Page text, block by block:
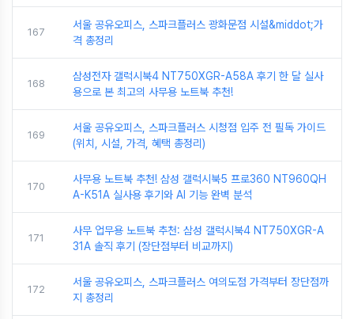
167
서울 공유오피스, 스파크플러스 광화문점 시설&middot;가
격 총정리
168
삼성전자 갤럭시북4 NT750XGR-A58A 후기 한 달 실사
용으로 본 최고의 사무용 노트북 추천!
169
서울 공유오피스, 스파크플러스 시청점 입주 전 필독 가이드
(위치, 시설, 가격, 혜택 총정리)
170
사무용 노트북 추천! 삼성 갤럭시북5 프로360 NT960QH
A-K51A 실사용 후기와 AI 기능 완벽 분석
171
사무 업무용 노트북 추천: 삼성 갤럭시북4 NT750XGR-A
31A 솔직 후기 (장단점부터 비교까지)
172
서울 공유오피스, 스파크플러스 여의도점 가격부터 장단점까
지 총정리